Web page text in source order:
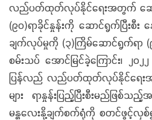
လည်ပတ်ထုတ်လုပ်နိုင်ရေးအတွက် ဆော
(၉၀)ရာခိုင်နှုန်းကို ဆောင်ရွက်ပြီးစီး န
ချက်လုပ်မှုကို (၃)ကြိမ်ဆောင်ရွက်ရာ
စမ်းသပ် အောင်မြင်ခဲ့ကြောင်း၊ ၂
ပြန်လည် လည်ပတ်ထုတ်လုပ်နိုင်ရေးအ
များ ရာနှုန်းပြည့်ပြီးစီးမည်ဖြစ်
မန္တလေးနို့ချက်စက်ရုံကို စတင်ဖွင့်လှ